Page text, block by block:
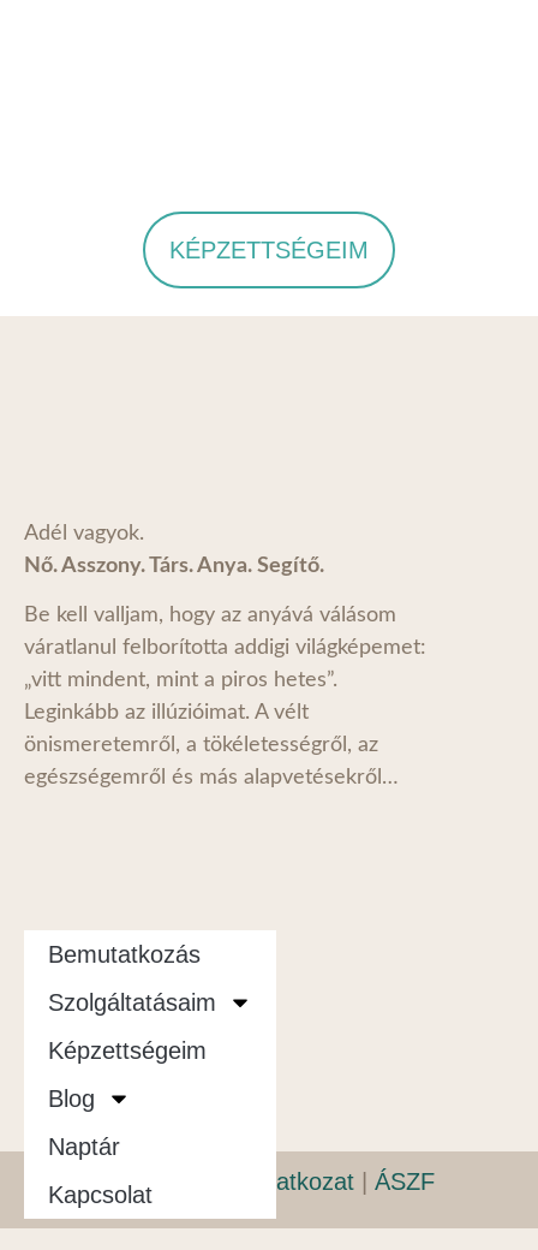
KÉPZETTSÉGEIM
Adél vagyok.
Nő. Asszony. Társ. Anya. Segítő.
Be kell valljam, hogy az anyává válásom
váratlanul felborította addigi világképemet:
„vitt mindent, mint a piros hetes”.
Leginkább az illúzióimat. A vélt
önismeretemről, a tökéletességről, az
egészségemről és más alapvetésekről…
Bemutatkozás
Szolgáltatásaim
Képzettségeim
Blog
Naptár
KapcsolatAdatvédelmi nyilatkozat | ÁSZF